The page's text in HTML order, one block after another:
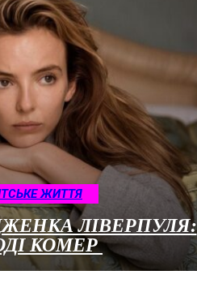
ЖИТТЯ
ЛІВЕРПУЛЯ:
КОМЕР